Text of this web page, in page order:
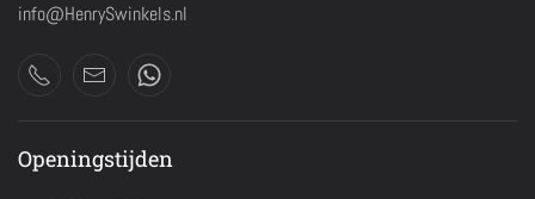
info@HenrySwinkels.nl
Openingstijden